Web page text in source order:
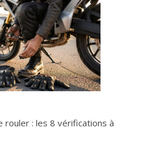
: les 8 vérifications à